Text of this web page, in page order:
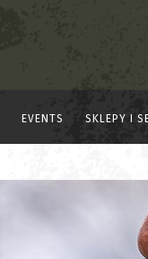
EVENTS SKLEPY I